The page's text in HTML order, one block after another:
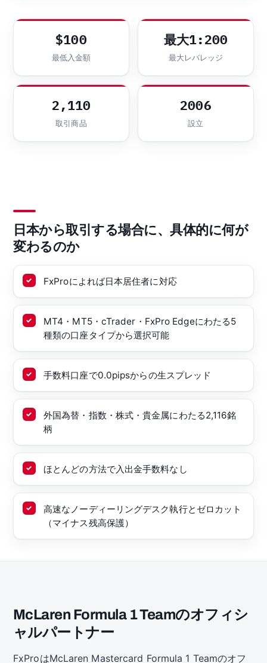
$100
最低入金額
最大1:200
最大レバレッジ
2,110
取引商品
2006
設立
日本から取引する場合に、具体的に何が
変わるのか
FxProによれば日本居住者に対応
MT4・MT5・cTrader・FxPro Edgeにわたる5
種類の口座タイプから選択可能
手数料口座で0.0pipsからの生スプレッド
外国為替・指数・株式・貴金属にわたる2,116銘
柄
ほとんどの方法で入出金手数料なし
高速なノーディーリングデスク執行とゼロカット
（マイナス残高保護）
McLaren Formula 1 Teamのオフィシ
ャルパートナー
FxProはMcLaren Mastercard Formula 1 Teamのオフ